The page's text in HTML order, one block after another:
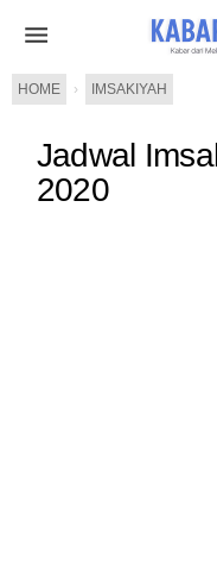
HOME › IMSAKIYAH
Jadwal
2020